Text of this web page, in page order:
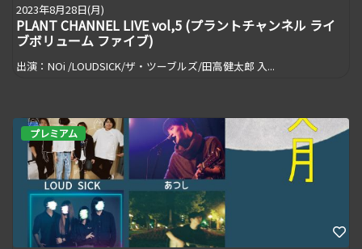
2023年8月28日(月)
PLANT CHANNEL LIVE vol,5 (プラントチャンネル ライ
ブボリューム ファイブ)
出演：NOi /LOUDSICK/ザ・ツーブルズ/田高健太郎 入...
プレミアム